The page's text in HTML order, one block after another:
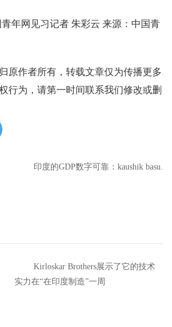
青年网见习记者 朱彩云 来源：中国青
原作者所有，转载文章仅为传播更多
行为，请第一时间联系我们修改或删
印度的GDP数字可靠：kaushik basu.
Kirloskar Brothers展示了它的技术
实力在“在印度制造”一周